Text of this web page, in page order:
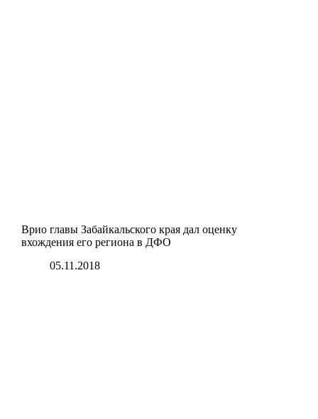
Врио главы Забайкальского края дал оценку
вхождения его региона в ДФО
05.11.2018